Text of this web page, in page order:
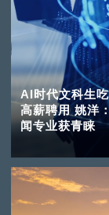
AI时代文科生
高薪聘用 姚洋
闻专业获青睐